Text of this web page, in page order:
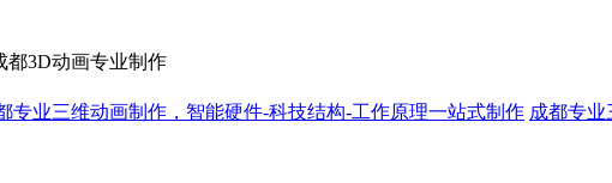
都3D动画专业制作
专业三维动画制作，智能硬件-科技结构-工作原理一站式制作 成都专业